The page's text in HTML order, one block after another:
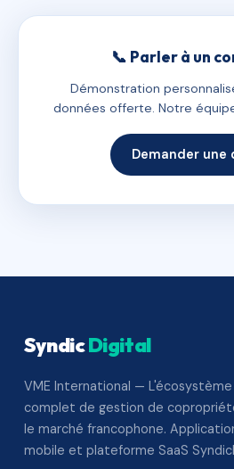
📞 Parler à un
Démonstration
données offerte. Notre
Demander une
SyndicDigital
VME International — L'écosystème
complet de gestion de
le marché francophone.
mobile et plateforme SaaS